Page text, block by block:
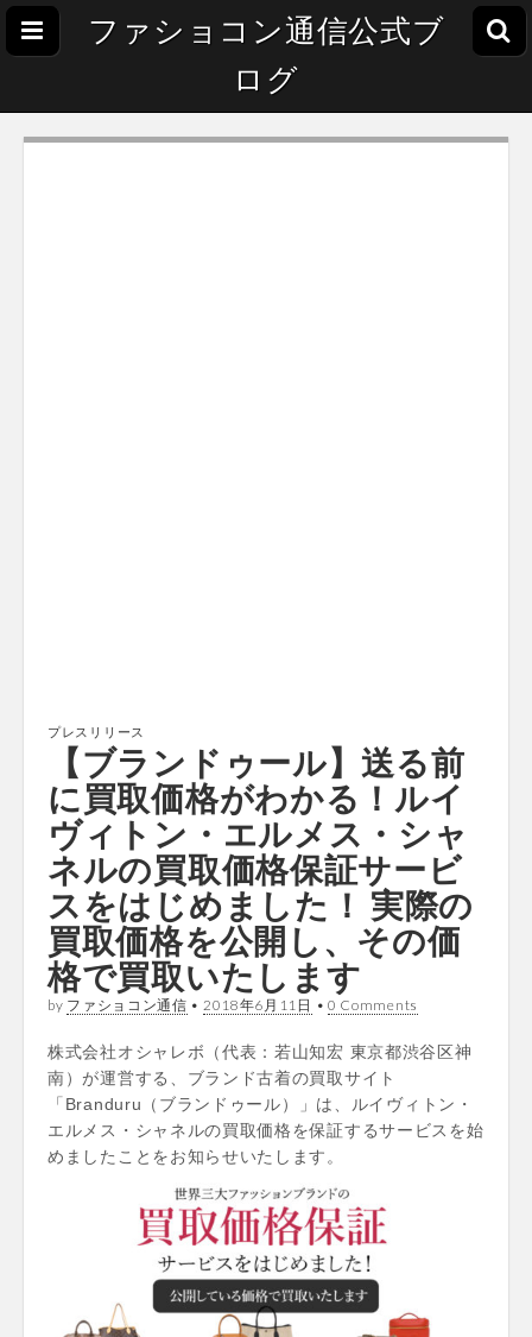
ファショコン通信公式ブ
ログ
プレスリリース
【ブランドゥール】送る前
に買取価格がわかる！ルイ
ヴィトン・エルメス・シャ
ネルの買取価格保証サービ
スをはじめました！ 実際の
買取価格を公開し、その価
格で買取いたします
by ファショコン通信 • 2018年6月11日 • 0 Comments
株式会社オシャレボ（代表：若山知宏 東京都渋谷区神
南）が運営する、ブランド古着の買取サイト
「Branduru（ブランドゥール）」は、ルイヴィトン・
エルメス・シャネルの買取価格を保証するサービスを始
めましたことをお知らせいたします。